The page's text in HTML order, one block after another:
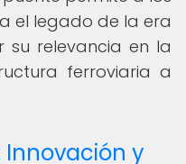
el legado de la era
relevancia en la
ferroviaria a
Innovación y